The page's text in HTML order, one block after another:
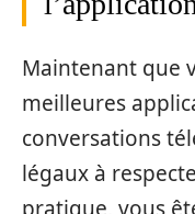
Maintenant que
meilleures
conversations
légaux à